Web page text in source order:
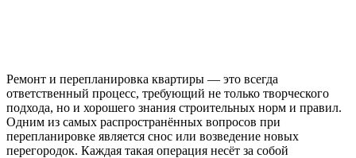
Ремонт и перепланировка квартиры — это всегда
ответственный процесс, требующий не только творческого
подхода, но и хорошего знания строительных норм и правил.
Одним из самых распространённых вопросов при
перепланировке является снос или возведение новых
перегородок. Каждая такая операция несёт за собой